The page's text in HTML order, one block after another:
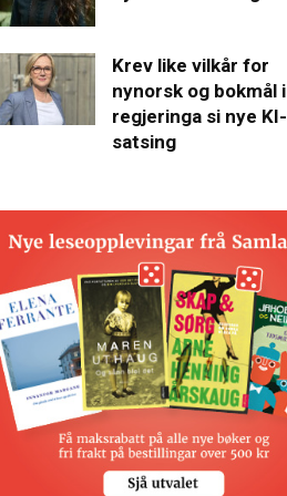
Krev like vilkår for
nynorsk og bokmål i
regjeringa si nye KI-
satsing